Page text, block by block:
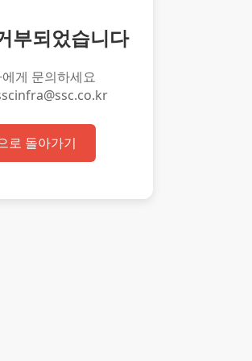
부되었습니다
게 문의하세요
로 돌아가기